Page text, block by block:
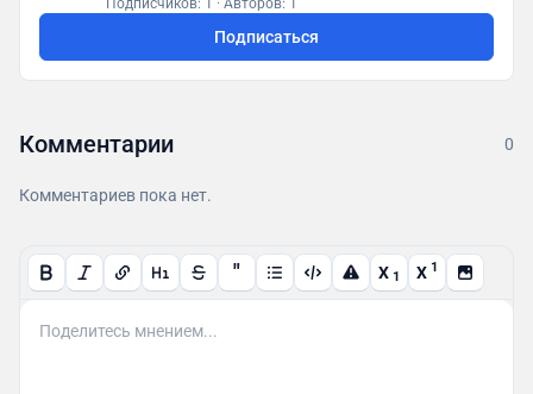
социальной активности"
https://t.me/gsaomsk_bot
Подписаться
Комментарии 0
Комментариев пока нет.
" X 1 X 1